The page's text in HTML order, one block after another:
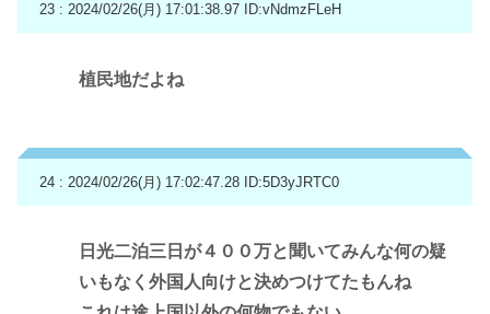
23 : 2024/02/26(月) 17:01:38.97 ID:vNdmzFLeH
植民地だよね
24 : 2024/02/26(月) 17:02:47.28 ID:5D3yJRTC0
日光二泊三日が４００万と聞いてみんな何の疑
いもなく外国人向けと決めつけてたもんね